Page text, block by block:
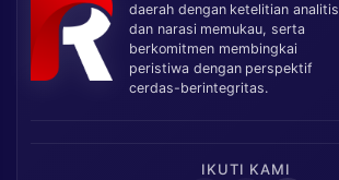
daerah dengan ketelitian analitis
dan narasi memukau, serta
berkomitmen membingkai
peristiwa dengan perspektif
cerdas-berintegritas.
IKUTI KAMI